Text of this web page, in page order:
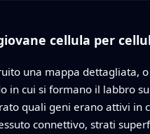
cellula per
una mappa dettagliata,
cui si formano il labbro
quali geni erano attivi in
connettivo, strati